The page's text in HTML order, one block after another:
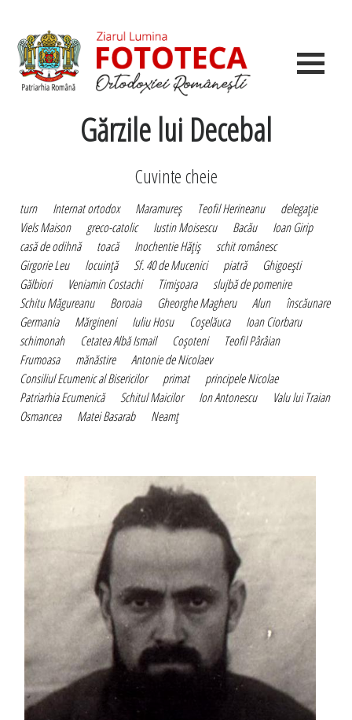
Gărzile lui Decebal
Cuvinte cheie
turn Internat ortodox Maramureş Teofil Herineanu
delegaţie
Viels Maison
greco-catolic Iustin Moisescu Bacău
Ioan Girip
casă de odihnă
toacă Inochentie Hăţiş
schit românesc
Girgorie Leu
locuinţă Sf. 40 de Mucenici piatră
Ghigoeşti
Gălbiori
Veniamin Costachi Timişoara
slujbă de pomenire
Schitu Măgureanu
Boroaia Gheorghe Magheru Alun
înscăunare
Germania
Mărgineni Iuliu Hosu Coşelăuca
Ioan Ciorbaru
schimonah
Cetatea Albă Ismail Coşoteni
Teofil Pârâian
Frumoasa
mănăstire
Antonie de Nicolaev
Consiliul Ecumenic al Bisericilor
primat
principele Nicolae
Patriarhia Ecumenică
Schitul Maicilor Ion Antonescu
Valu lui Traian
Osmancea
Matei Basarab Neamţ